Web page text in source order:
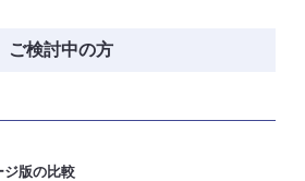
ご検討中の方
ジ版の比較